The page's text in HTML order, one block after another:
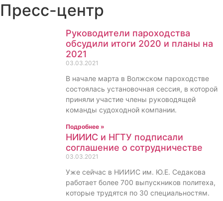
Пресс-центр
Руководители пароходства
обсудили итоги 2020 и планы на
2021
03.03.2021
В начале марта в Волжском пароходстве
состоялась установочная сессия, в которой
приняли участие члены руководящей
команды судоходной компании.
Подробнее »
НИИИС и НГТУ подписали
соглашение о сотрудничестве
03.03.2021
Уже сейчас в НИИИС им. Ю.Е. Седакова
работает более 700 выпускников политеха,
которые трудятся по 30 специальностям.